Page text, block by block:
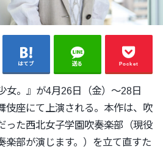
はてブ 送る Pocket
女。』が4月26日（金）～28日
伎座にて上演される。本作は、吹
った西北女子学園吹奏楽部（現役
楽部が演じます。 ）を立て直すた